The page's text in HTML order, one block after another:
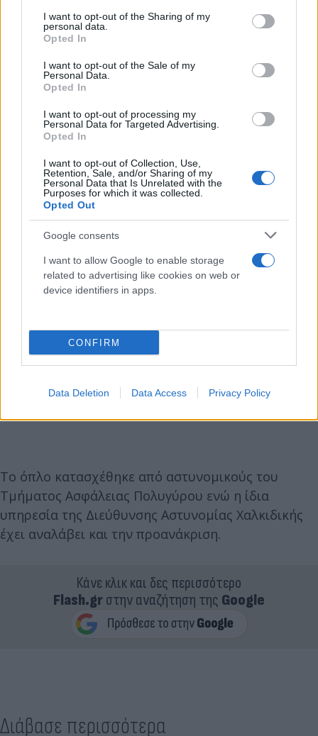
not limited to your visit or usage behaviour. You may click to
grant or deny consent to Google and its third-party tags to
use your data for below specified purposes in below Google
consent section.
I want to opt-out of the Sharing of my
personal data.
Opted In
I want to opt-out of the Sale of my
Personal Data.
Opted In
I want to opt-out of processing my
Personal Data for Targeted Advertising.
Opted In
I want to opt-out of Collection, Use,
Retention, Sale, and/or Sharing of my
Personal Data that Is Unrelated with the
Purposes for which it was collected.
Opted Out
Google consents
I want to allow Google to enable storage
related to advertising like cookies on web or
device identifiers in apps.
CONFIRM
Data Deletion Data Access Privacy Policy
Το όπλο κατασχέθηκε από αστυνομικούς του
Τμήματος Ασφάλειας Πολυγύρου ενώ η ίδια
υπηρεσία της Διεύθυνσης Αστυνομίας Χαλκιδικής
έχει αναλάβει και την προανάκριση.
Κάνε κλικ και δες περισσότερο
Flash.grστην αναζήτηση της Google
Διάβασε περισσότερα